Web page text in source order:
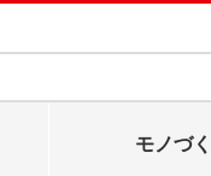
モノづ